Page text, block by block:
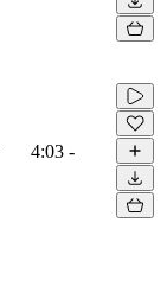
4:03 -